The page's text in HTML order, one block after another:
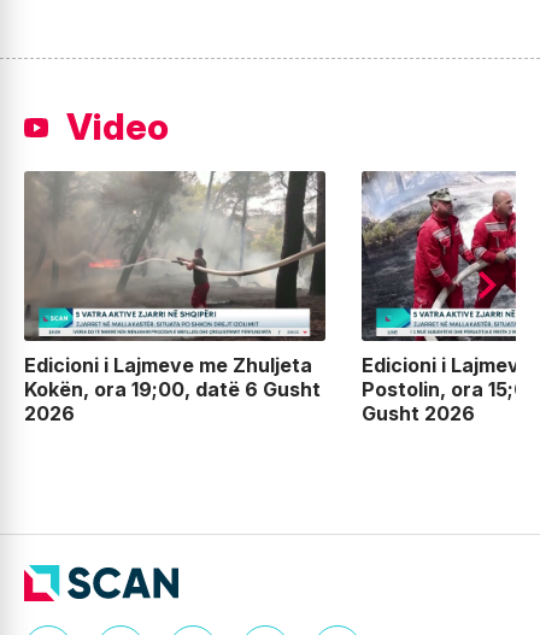
Video
Edicioni i Lajmeve me Zhuljeta
Kokën, ora 19;00, datë 6 Gusht
2026
Edicioni i Lajmeve
Postolin, ora
Gusht 2026